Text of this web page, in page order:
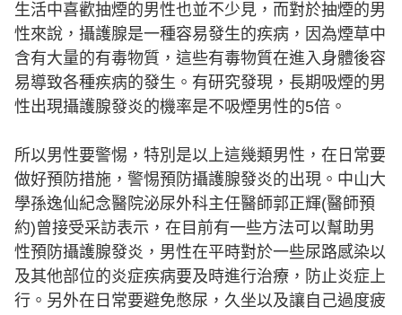
生活中喜歡抽煙的男性也並不少見，而對於抽煙的男
性來說，攝護腺是一種容易發生的疾病，因為煙草中
含有大量的有毒物質，這些有毒物質在進入身體後容
易導致各種疾病的發生。有研究發現，長期吸煙的男
性出現攝護腺發炎的機率是不吸煙男性的5倍。
所以男性要警惕，特別是以上這幾類男性，在日常要
做好預防措施，警惕預防攝護腺發炎的出現。中山大
學孫逸仙紀念醫院泌尿外科主任醫師郭正輝(醫師預
約)曾接受采訪表示，在目前有一些方法可以幫助男
性預防攝護腺發炎，男性在平時對於一些尿路感染以
及其他部位的炎症疾病要及時進行治療，防止炎症上
行。另外在日常要避免憋尿，久坐以及讓自己過度疲